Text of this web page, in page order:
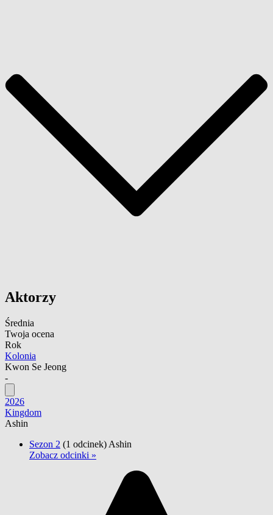
Aktorzy
Średnia
Twoja ocena
Rok
Kolonia
Kwon Se Jeong
-
2026
Kingdom
Ashin
Sezon 2 (1 odcinek) Ashin
Zobacz odcinki »